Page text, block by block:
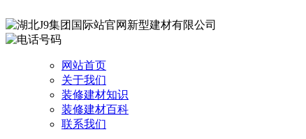
网站首页
关于我们
装修建材知识
装修建材百科
联系我们